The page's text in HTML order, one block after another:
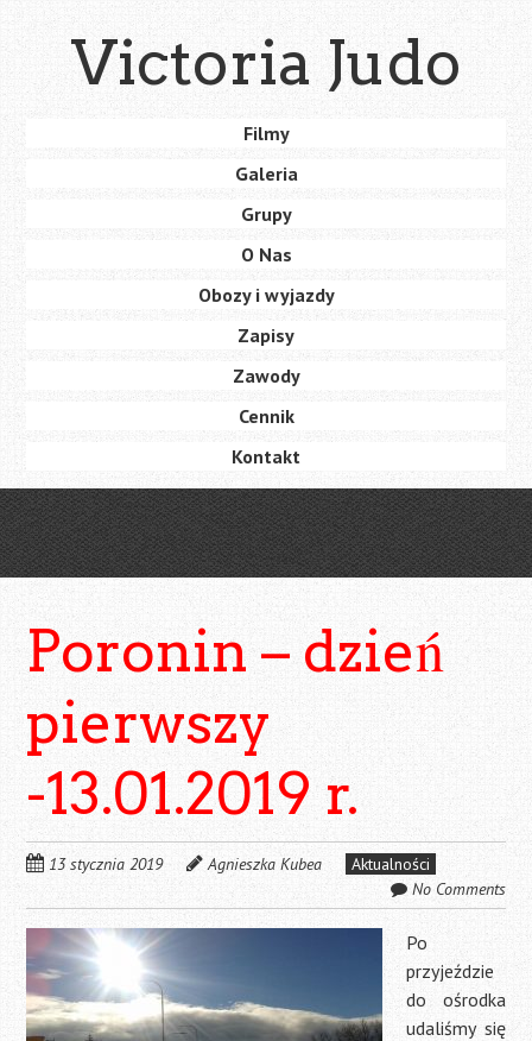
content
Victoria Judo
content
Filmy
Galeria
Grupy
O Nas
Obozy i wyjazdy
Zapisy
Zawody
Cennik
Kontakt
Poronin – dzień
pierwszy
-13.01.2019 r.
13 stycznia 2019 Agnieszka Kubea
Aktualności
No Comments
Po
przyjeździe
do ośrodka
udaliśmy się